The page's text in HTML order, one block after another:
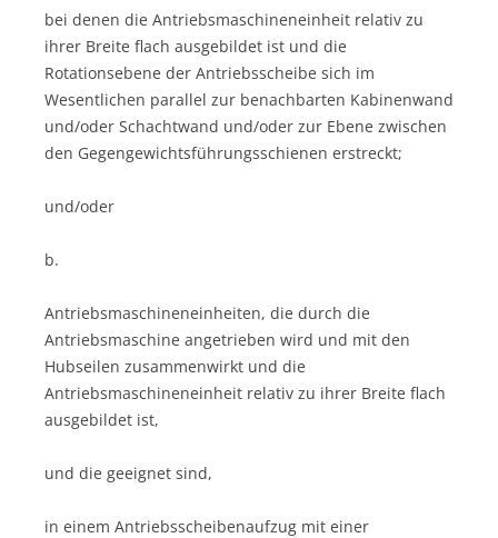
bei denen die Antriebsmaschineneinheit relativ zu
ihrer Breite flach ausgebildet ist und die
Rotationsebene der Antriebsscheibe sich im
Wesentlichen parallel zur benachbarten Kabinenwand
und/oder Schachtwand und/oder zur Ebene zwischen
den Gegengewichtsführungsschienen erstreckt;
und/oder
b.
Antriebsmaschineneinheiten, die durch die
Antriebsmaschine angetrieben wird und mit den
Hubseilen zusammenwirkt und die
Antriebsmaschineneinheit relativ zu ihrer Breite flach
ausgebildet ist,
und die geeignet sind,
in einem Antriebsscheibenaufzug mit einer